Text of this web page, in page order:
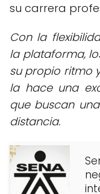
su carrera
Con la
la plataforma,
su propio ritmo
la hace una
que buscan
distancia.